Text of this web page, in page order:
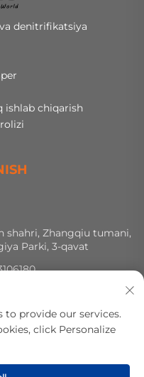
denitrifikatsiya
ishlab chiqarish
shahri, Zhangqiu tumani,
Parki, 3-qavat
0288
MirShine Environmental
to provide our services.
click Personalize